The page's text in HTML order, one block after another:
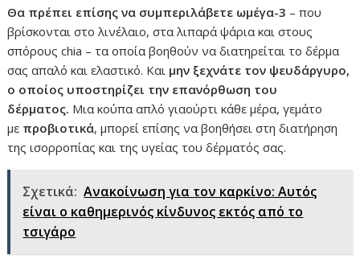
Θα πρέπει επίσης να συμπεριλάβετε ωμέγα-3 – που
βρίσκονται στο λινέλαιο, στα λιπαρά ψάρια και στους
σπόρους chia – τα οποία βοηθούν να διατηρείται το δέρμα
σας απαλό και ελαστικό. Και μην ξεχνάτε τον ψευδάργυρο,
ο οποίος υποστηρίζει την επανόρθωση του
δέρματος. Μια κούπα απλό γιαούρτι κάθε μέρα, γεμάτο
με προβιοτικά, μπορεί επίσης να βοηθήσει στη διατήρηση
της ισορροπίας και της υγείας του δέρματός σας.
Σχετικά: Ανακοίνωση για τον καρκίνο: Αυτός
είναι ο καθημερινός κίνδυνος εκτός από το
τσιγάρο